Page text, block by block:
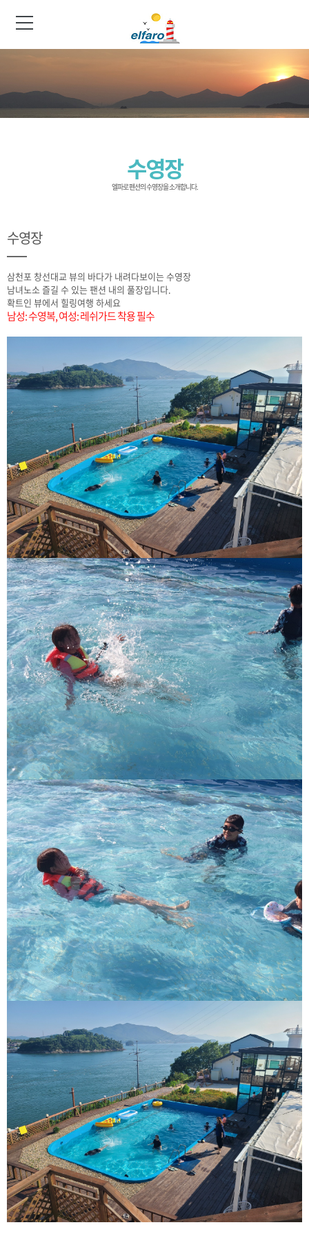
수영장
엘파로 펜션의 수영장을 소개합니다.
수영장
삼천포 창선대교 뷰의 바다가 내려다보이는 수영장
남녀노소 즐길 수 있는 팬션 내의 풀장입니다.
확트인 뷰에서 힐링여행 하세요
남성: 수영복, 여성: 레쉬가드 착용 필수